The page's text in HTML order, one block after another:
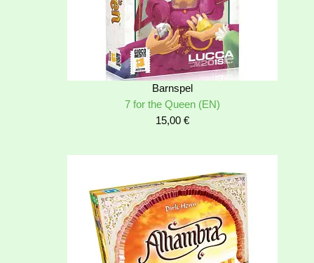
Barnspel
7 for the Queen (EN)
15,00 €